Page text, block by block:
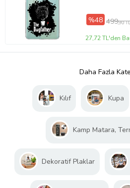
%48 499,90 TL
27,72 TL'den
Daha Fazla
Kılıf Kupa
Kamp Matara,
Dekoratif Plaklar